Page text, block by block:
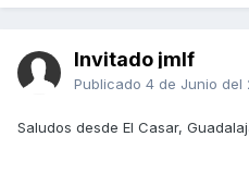
Invitado jmlf
Publicado 4 de Junio del
Saludos desde El Casar,